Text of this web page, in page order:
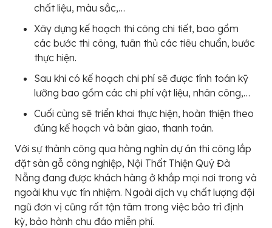
chất liệu, màu sắc,…
Xây dựng kế hoạch thi công chi tiết, bao gồm
các bước thi công, tuân thủ các tiêu chuẩn, bước
thực hiện.
Sau khi có kế hoạch chi phí sẽ được tính toán kỹ
lưỡng bao gồm các chi phí vật liệu, nhân công,…
Cuối cùng sẽ triển khai thực hiện, hoàn thiện theo
đúng kế hoạch và bàn giao, thanh toán.
Với sự thành công qua hàng nghìn dự án thi công lắp
đặt sàn gỗ công nghiệp, Nội Thất Thiện Quý Đà
Nẵng đang được khách hàng ở khắp mọi nơi trong và
ngoài khu vực tín nhiệm. Ngoài dịch vụ chất lượng đội
ngũ đơn vị cũng rất tận tâm trong việc bảo trì định
kỳ, bảo hành chu đáo miễn phí.